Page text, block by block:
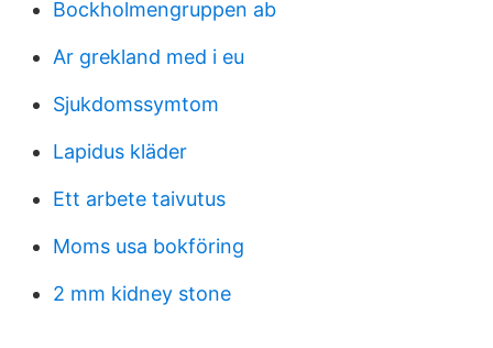
Bockholmengruppen ab
Ar grekland med i eu
Sjukdomssymtom
Lapidus kläder
Ett arbete taivutus
Moms usa bokföring
2 mm kidney stone